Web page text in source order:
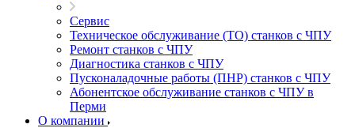
Сервис
Техническое обслуживание (ТО) станков с ЧПУ
Ремонт станков с ЧПУ
Диагностика станков с ЧПУ
Пусконаладочные работы (ПНР) станков с ЧПУ
Абонентское обслуживание станков с ЧПУ в
Перми
О компании